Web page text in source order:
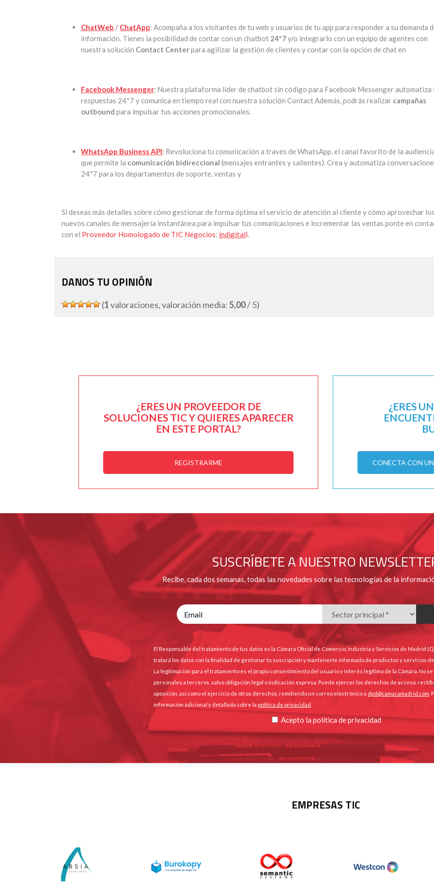
ChatWeb / ChatApp: Acompaña a los visitantes de tu web y usuarios de tu app para responder a su demanda
información. Tienes la posibilidad de contar con un chatbot 24*7y/o integrarlo con un equipo de agentes con
nuestra solución Contact Centerpara agilizar la gestión de clientes y contar con la opción de chat en
Facebook Messenger: Nuestra plataforma líder de chatbot sin código para Facebook Messenger automatiza
respuestas 24*7 y comunica en tiempo real con nuestra solución Contact Además, podrás realizar campañas
outbound para impulsar tus acciones promocionales.
WhatsApp Business API: Revoluciona tu comunicación a través de WhatsApp, el canal favorito de la
que permite la comunicación bidireccional (mensajes entrantes y salientes). Crea y automatiza
24*7 para los departamentos de soporte, ventas y
Si deseas más detalles sobre cómo gestionar de forma óptima el servicio de atención al cliente y cómo aprovechar los
nuevos canales de mensajería instantánea para impulsar tus comunicaciones e incrementar las ventas ponte en
con el Proveedor Homologado de TIC Negocios: indigitall.
DANOS TU OPINIÓN
(1valoraciones, valoración media:5,00/ 5)
¿ERES UN PROVEEDOR DE
SOLUCIONES TIC Y QUIERES APARECER
EN ESTE PORTAL?
REGISTRARME
¿ERES
CONECTA CON
SUSCRÍBETE A NUESTRO
Recibe, cada dos semanas, todas las novedades sobre las tecnologías de la
El Responsable del tratamiento de tus datos es la Cámara Oficial de Comercio, Industria y Servicios de Madrid
tratará los datos con la finalidad de gestionar tu suscripción y mantenerte informado de productos y servicios
La legitimación para el tratamiento es el propio consentimiento del usuario y interés legítimo de la Cámara. No
personales a terceros, salvo obligación legal o indicación expresa. Puede ejercer los derechos de acceso,
oposición, así como el ejercicio de otros derechos, remitiendo un correo electrónico a dpd@camaramadrid.com .
información adicional y detallada sobre la política de privacidad
Acepto la política de privacidad
EMPRESAS TIC